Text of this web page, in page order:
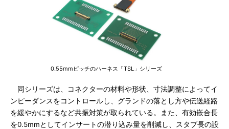
0.55mmピッチのハーネス「TSL」シリーズ
同シリーズは、コネクターの材料や形状、寸法調整によってイ
ンピーダンスをコントロールし、グランドの落とし方や伝送経路
を緩やかにするなど共振対策が取られている。また、有効嵌合長
を0.5mmとしてインサートの潜り込み量を削減し、スタブ長の設